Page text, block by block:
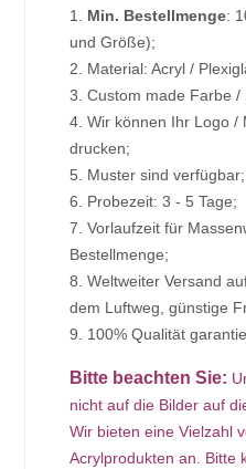
1. Min. Bestellmenge:
und Größe);
2. Material: Acryl /
3. Custom made Farbe
4. Wir können Ihr Logo /
drucken;
5. Muster sind verfügbar;
6. Probezeit: 3 - 5 Tage;
7. Vorlaufzeit für
Bestellmenge;
8. Weltweiter Versand
dem Luftweg, günstige
9. 100% Qualität
Bitte beachten Sie:
nicht auf die Bilder auf
Wir bieten eine Vielzahl
Acrylprodukten an. Bitte